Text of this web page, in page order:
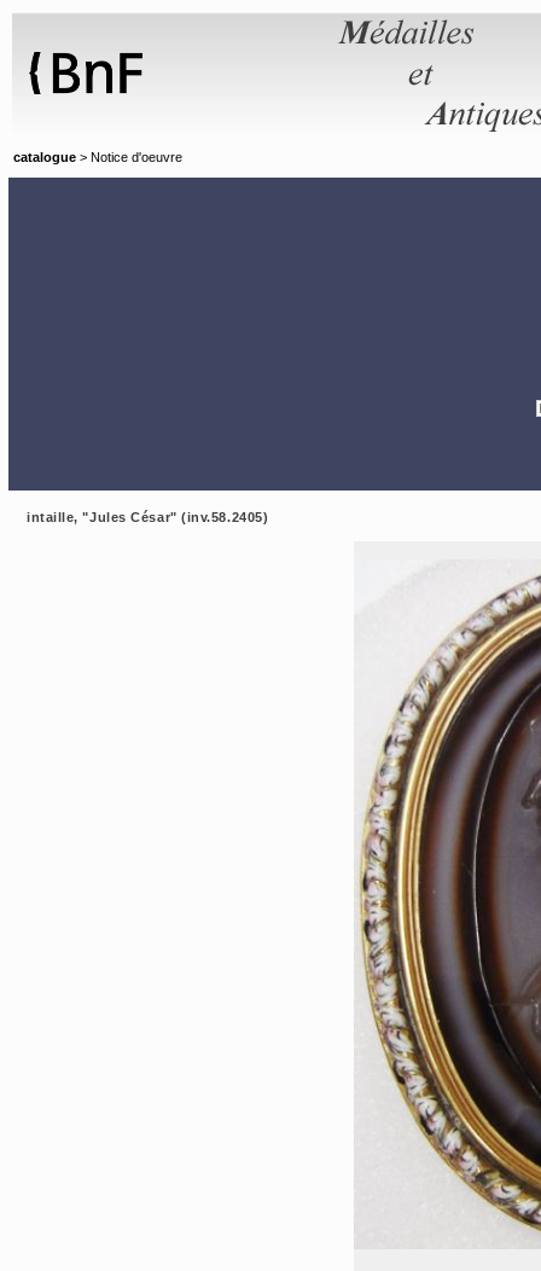
catalogue > Notice d'oeuvre
intaille, "Jules César" (inv.58.2405)